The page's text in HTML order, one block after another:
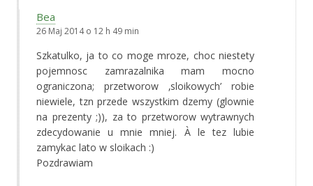
Bea
26 Maj 2014 o 12 h 49 min
Szkatulko, ja to co moge mroze, choc niestety
pojemnosc zamrazalnika mam mocno
ograniczona; przetworow ‚sloikowych’ robie
niewiele, tzn przede wszystkim dzemy (glownie
na prezenty ;)), za to przetworow wytrawnych
zdecydowanie u mnie mniej. À le tez lubie
zamykac lato w sloikach :)
Pozdrawiam